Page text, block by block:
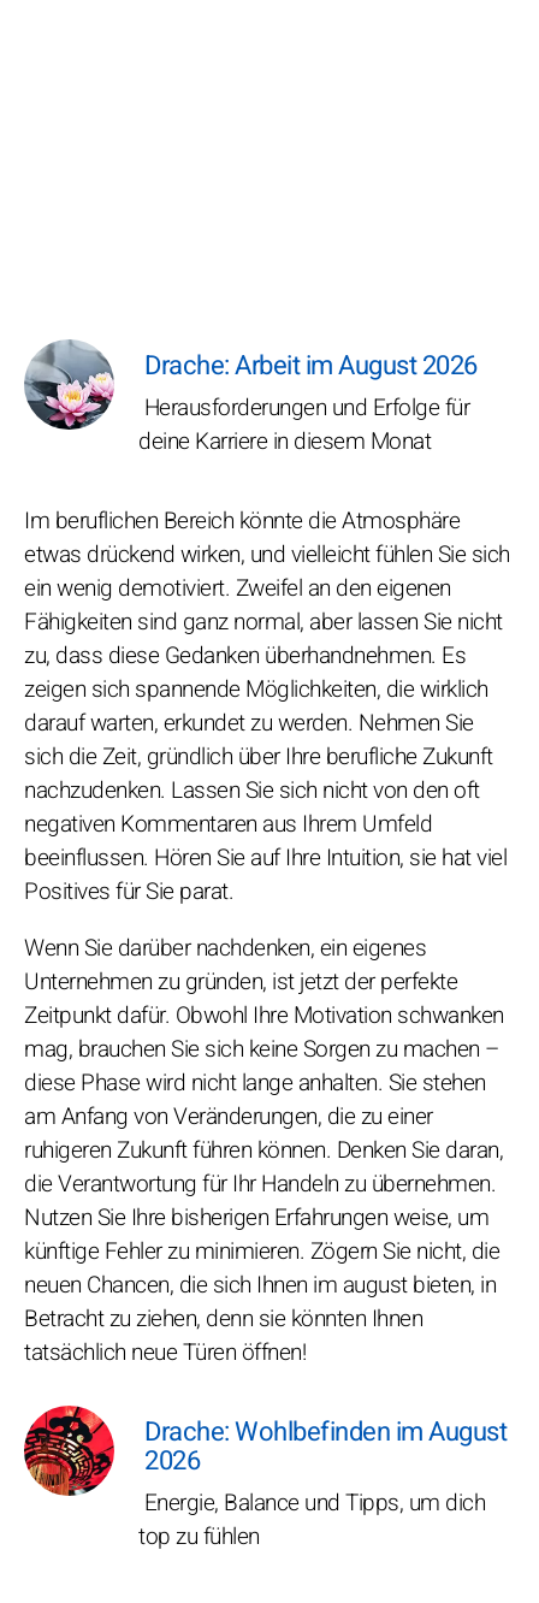
Drache: Arbeit im August 2026
Herausforderungen und Erfolge für
deine Karriere in diesem Monat
Im beruflichen Bereich könnte die Atmosphäre
etwas drückend wirken, und vielleicht fühlen Sie sich
ein wenig demotiviert. Zweifel an den eigenen
Fähigkeiten sind ganz normal, aber lassen Sie nicht
zu, dass diese Gedanken überhandnehmen. Es
zeigen sich spannende Möglichkeiten, die wirklich
darauf warten, erkundet zu werden. Nehmen Sie
sich die Zeit, gründlich über Ihre berufliche Zukunft
nachzudenken. Lassen Sie sich nicht von den oft
negativen Kommentaren aus Ihrem Umfeld
beeinflussen. Hören Sie auf Ihre Intuition, sie hat viel
Positives für Sie parat.
Wenn Sie darüber nachdenken, ein eigenes
Unternehmen zu gründen, ist jetzt der perfekte
Zeitpunkt dafür. Obwohl Ihre Motivation schwanken
mag, brauchen Sie sich keine Sorgen zu machen –
diese Phase wird nicht lange anhalten. Sie stehen
am Anfang von Veränderungen, die zu einer
ruhigeren Zukunft führen können. Denken Sie daran,
die Verantwortung für Ihr Handeln zu übernehmen.
Nutzen Sie Ihre bisherigen Erfahrungen weise, um
künftige Fehler zu minimieren. Zögern Sie nicht, die
neuen Chancen, die sich Ihnen im august bieten, in
Betracht zu ziehen, denn sie könnten Ihnen
tatsächlich neue Türen öffnen!
Drache: Wohlbefinden im August
2026
Energie, Balance und Tipps, um dich
top zu fühlen